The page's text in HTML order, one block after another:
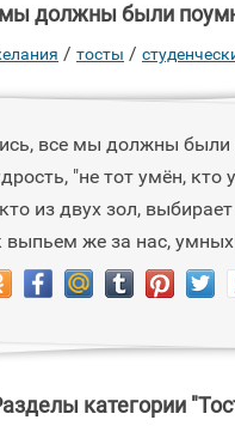
должны были
/ тосты /
все мы должны были
"не тот умён, кто
из двух зол,
выпьем же за нас,
категории